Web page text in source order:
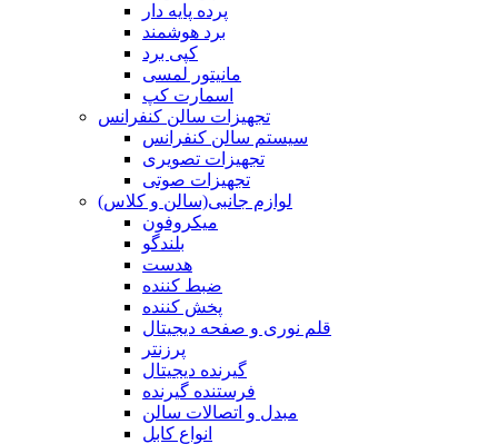
پرده پایه دار
برد هوشمند
کپی برد
مانیتور لمسی
اسمارت کپ
تجهیزات سالن کنفرانس
سیستم سالن کنفرانس
تجهیزات تصویری
تجهیزات صوتی
لوازم جانبی(سالن و کلاس)
میکروفون
بلندگو
هدست
ضبط کننده
پخش کننده
قلم نوری و صفحه دیجیتال
پرزنتر
گیرنده دیجیتال
فرستنده گیرنده
مبدل و اتصالات سالن
انواع کابل